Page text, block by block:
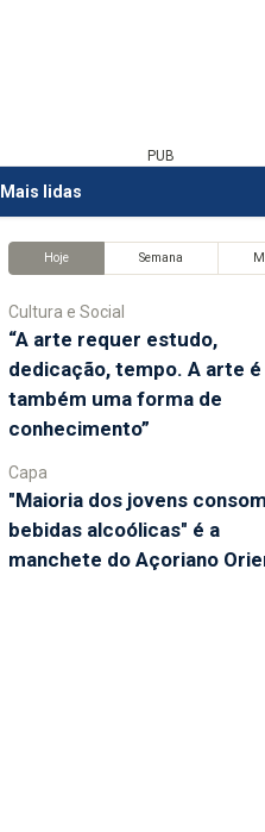
PUB
Mais lidas
Hoje Semana
Cultura e Social
“A arte requer estudo,
dedicação, tempo. A arte é
também uma forma de
conhecimento”
Capa
"Maioria dos jovens
bebidas alcoólicas" é a
manchete do Açoriano